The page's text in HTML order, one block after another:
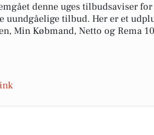
denne uges tilbudsaviser
uundgåelige tilbud. Her er et
Min Købmand, Netto og Rema